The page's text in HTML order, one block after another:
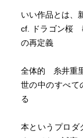
に投資するこ
間の有限性」
ンであること
・人生最大の
・最高に人生
いい作品とは、
cf. ドラゴン桜
の再定義
全体的 糸井重
世の中のすべて
る
本というプロダ